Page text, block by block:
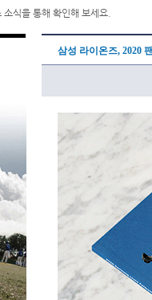
식을 통해 확인해 보세요.
삼성 라이온즈, 2020